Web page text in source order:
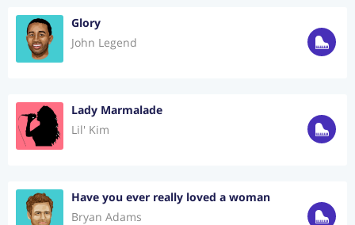
Glory
John Legend
Lady Marmalade
Lil' Kim
Have you ever really loved a woman
Bryan Adams